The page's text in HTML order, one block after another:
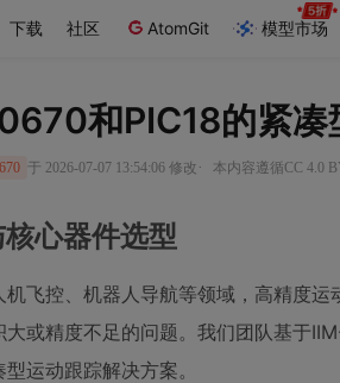
下载 社区 AtomGit 模型市场
和PIC18的紧凑
于 2026-07-07 13:54:06 修改 · 本内容遵循CC 4.0
心器件选型
飞控、机器人导航等领域，高精度
大或精度不足的问题。我们团队基于
运动跟踪解决方案。